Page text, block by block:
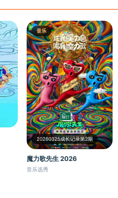
音乐
20260325成长记录第2期
魔力歌先生 2026
音乐选秀